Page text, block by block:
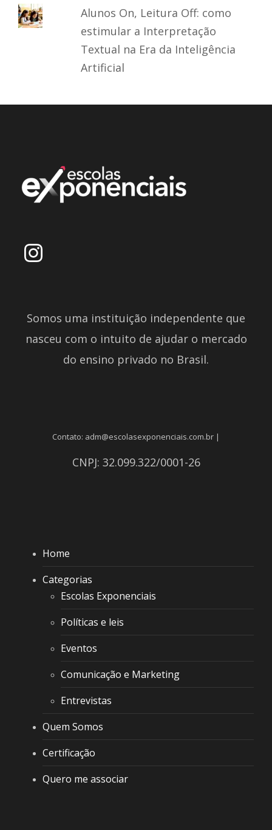
Alunos On, Leitura Off: como
estimular a Interpretação
Textual na Era da Inteligência
Artificial
Somos uma instituição independente que
nasceu com o intuito de ajudar o mercado
do ensino privado no Brasil.
Contato: adm@escolasexponenciais.com.br |
CNPJ: 32.099.322/0001-26
Home
Categorias
Escolas Exponenciais
Políticas e leis
Eventos
Comunicação e Marketing
Entrevistas
Quem Somos
Certificação
Quero me associar